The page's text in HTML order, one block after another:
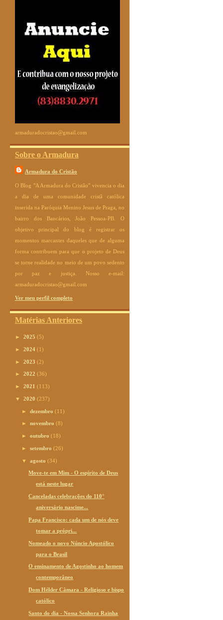
armaduradocristao@gmail.com
Sobre o Armadura
Armadura do Cristão
O Blog "A Armadura do Cristão" vivencia o dia
a dia de uma comunidade cristã católica
inserida na Paróquia Menino Jesus de Praga, no
bairro dos Bancários, João Pessoa-PB. O
objetivo principal do blog é registrar os
momentos marcantes daqueles que de alguma
forma contribuem para que o projeto de Deus
se torne realidade no meio de um povo sedento
por paz e justiça. Nosso e-mail:
armaduradocristao@gmail.com
Ver meu perfil completo
Matérias Anteriores
► 2025 (5)
► 2024 (1)
► 2023 (2)
► 2022 (36)
► 2021 (113)
▼ 2020 (237)
►dezembro(11)
►novembro(8)
►outubro(18)
►setembro(26)
▼agosto(34)
Move-te em Mim - O espírito de Deus
está neste lugar
Canceladas celebrações do 110°
aniversário nascime...
Papa Francisco: cada um de nós deve
tomar a própri...
Nomeado o novo Núncio Apostólico
para o Brasil
O ensinamento de Agostinho ao homem
contemporâneo
Dom Hélder Câmara - Religioso e bispo
católico
Santo do dia - Nossa Senhora Rainha